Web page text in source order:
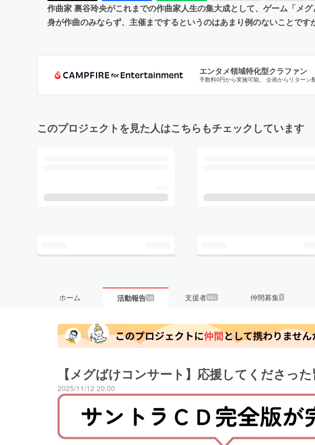
作曲家 裏谷玲央がこれまでの作曲家人生の集大成として、ゲーム「メ
身が作曲のみならず、主催までするというのはあまり例のないことで
エンタメ領域特化型クラファン
手数料0円から実施可能。 企画からリターン
このプロジェクトを見た人はこちらもチェックしています
ホーム 活動報告 19 支援者99+ 仲間募集 1
【メグばけコンサート】応援してくださっ
2025/11/12 20:00